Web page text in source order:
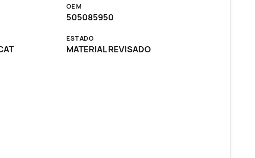
OEM
505085950
ESTADO
MATERIAL REVISADO